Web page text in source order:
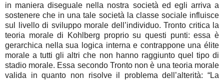
in maniera diseguale nella nostra società ed egli arriva a
sostenere che in una tale società la classe sociale influisce
sul livello di sviluppo morale dell’individuo. Tronto critica la
teoria morale di Kohlberg proprio su questi punti: essa è
gerarchica nella sua logica interna e contrappone una élite
morale a tutti gli altri che non hanno raggiunto quel tipo di
stadio morale. Essa secondo Tronto non è una teoria morale
valida in quanto non risolve il problema dell’alterità: “La